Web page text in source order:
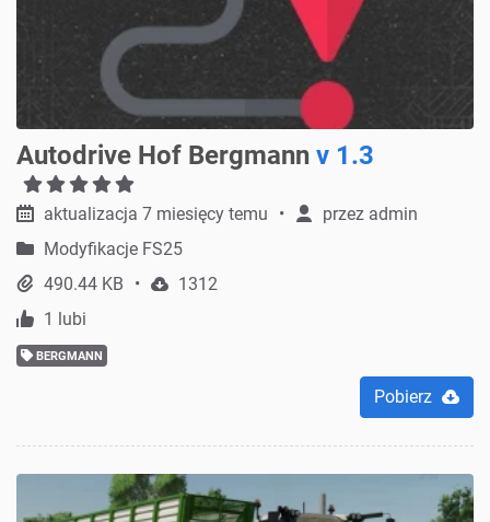
Autodrive Hof Bergmann v 1.3
aktualizacja 7 miesięcy temu przez admin
Modyfikacje FS25
490.44 KB
1312
1 lubi
BERGMANN
Pobierz